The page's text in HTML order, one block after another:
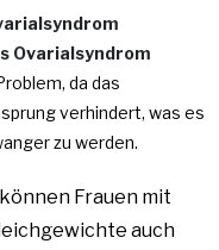
Ovarialsyndrom
da das
verhindert, was es
zu werden.
Frauen mit
auch